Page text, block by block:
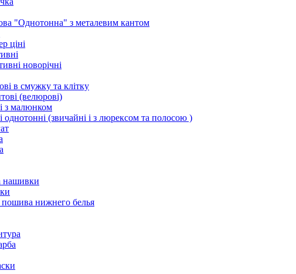
"Однотонна" з металевим кантом
ціні
новорічні
в смужку та клітку
(велюрові)
з малюнком
однотонні (звичайні і з люрексом та полосою )
нашивки
нижнего белья